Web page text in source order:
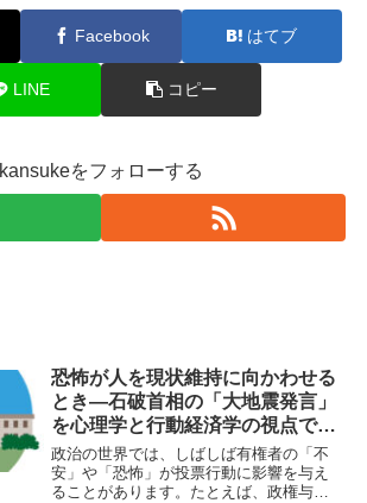
Facebook はてブ
LINE コピー
kansukeをフォローする
恐怖が人を現状維持に向かわせる
とき―石破首相の「大地震発言」
を心理学と行動経済学の視点で考
える
政治の世界では、しばしば有権者の「不
安」や「恐怖」が投票行動に影響を与え
ることがあります。たとえば、政権与党